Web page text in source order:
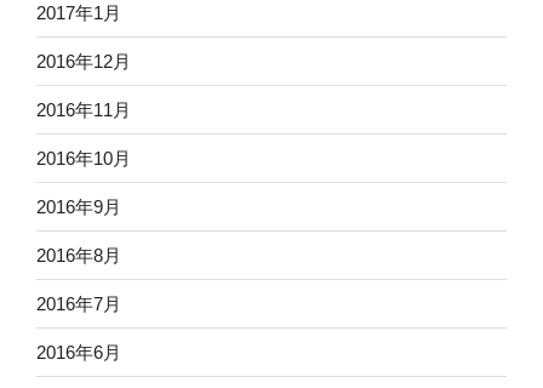
2017年1月
2016年12月
2016年11月
2016年10月
2016年9月
2016年8月
2016年7月
2016年6月